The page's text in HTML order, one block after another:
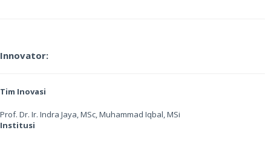
Innovator:
Tim Inovasi
Prof. Dr. Ir. Indra Jaya, MSc, Muhammad Iqbal, MSi
Institusi